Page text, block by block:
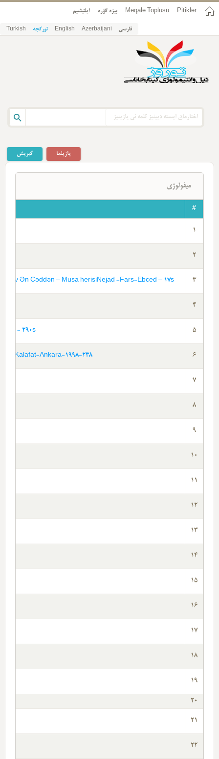
Pitiklər
Məqalə Toplusu بیزه گؤره ایلتیشیم
فارسی Azerbaijani
English تورکجه Turkish
گیریش یازیلما
میفولوژی
#
1
2
3
Ən Cəddən – Musa herisiNejad -Fars-Ebced – 17s
4
5
- 290s
6
Kalafat-Ankara-1998-238
7
8
9
10
11
12
13
14
15
16
17
18
19
20
21
22